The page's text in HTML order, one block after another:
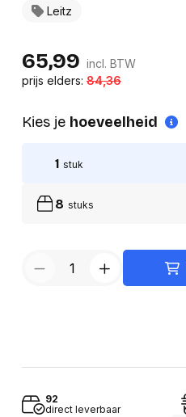
Leitz
65,99 incl. BTW
prijs elders:84,36
Kies je hoeveelheid
1 stuk
8 stuks
92
direct leverbaar